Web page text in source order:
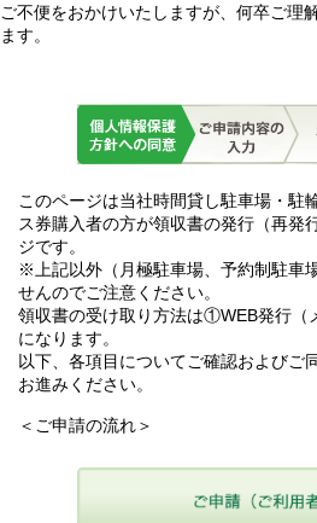
ご不便をおかけいたしますが、何卒ご理
ます。
このページは当社時間貸し駐車場・駐
ス券購入者の方が領収書の発行（再発
ジです。
※上記以外（月極駐車場、予約制駐車
せんのでご注意ください。
領収書の受け取り方法は①WEB発行
になります。
以下、各項目についてご確認およびご
お進みください。
＜ご申請の流れ＞